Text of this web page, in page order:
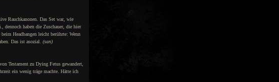
Rauchkanonen. Das Set war, wie
dennoch haben die Zuschauer, die hier
Headbangen leicht berührte: Wenn
Das ist asozial.
(san)
Testament zu Dying Fetus gewandert,
ein wenig träge machte. Hätte ich